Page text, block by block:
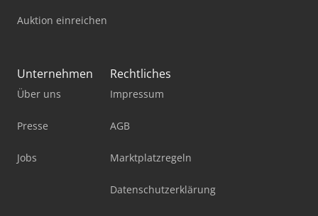
Auktion einreichen
Unternehmen
Über uns
Presse
Jobs
Rechtliches
Impressum
AGB
Marktplatzregeln
Datenschutzerklärung